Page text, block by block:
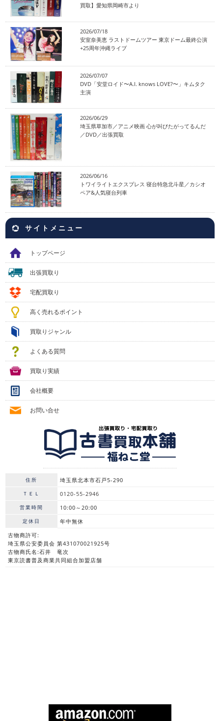
買取】愛知県岡崎市より
2026/07/18
安室奈美恵 ラストドームツアー 東京ドーム最終公演
+25周年沖縄ライブ
2026/07/07
DVD「安堂ロイド〜A.I. knows LOVE?〜」キムタク
主演
2026/06/29
埼玉県草加市／アニメ映画 心が叫びたがってるんだ
／DVD／出張買取
2026/06/16
トワイライトエクスプレス 寝台特急北斗星／カシオ
ペア&人気寝台列車
サイトメニュー
トップページ
出張買取り
宅配買取り
高く売れるポイント
買取りジャンル
よくある質問
買取り実績
会社概要
お問い合せ
住所 埼玉県北本市石戸5-290
ＴＥＬ 0120-55-2946
営業時間 10:00～20:00
定休日
年中無休
古物商許可:
埼玉県公安委員会 第431070021925号
古物商氏名:石井 竜次
東京読書普及商業共同組合加盟店舗